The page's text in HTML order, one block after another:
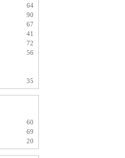
64
90
67
41
72
56
35
60
69
20